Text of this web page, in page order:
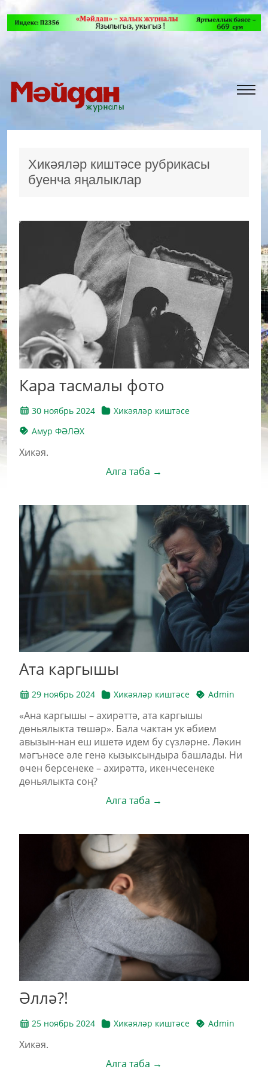
Хикәяләр киштәсе рубрикасы
буенча яңалыклар
Кара тасмалы фото
30 ноябрь 2024
Хикәяләр киштәсе
Амур ФӘЛӘХ
Хикәя.
Алга таба →
Ата каргышы
29 ноябрь 2024 Хикәяләр киштәсе Admin
«Ана каргышы – ахирәттә, ата каргышы
дөньялыкта төшәр». Бала чактан ук әбием
авызын-нан еш ишетә идем бу сүзләрне. Ләкин
мәгънәсе әле генә кызыксындыра башлады. Ни
өчен берсенеке – ахирәттә, икенчесенеке
дөньялыкта соң?
Алга таба →
Әллә?!
25 ноябрь 2024 Хикәяләр киштәсе Admin
Хикәя.
Алга таба →